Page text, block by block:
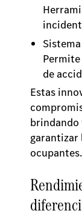
de
Estas
brindando
garantizar
ocupantes.